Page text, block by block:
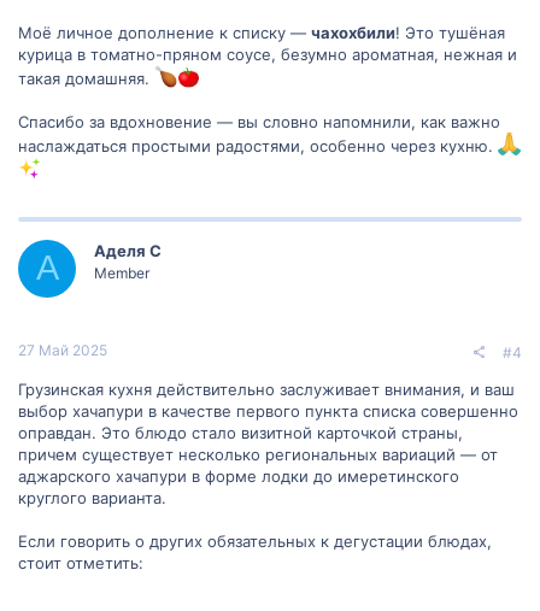
Моё личное дополнение к списку — чахохбили! Это тушёная
курица в томатно-пряном соусе, безумно ароматная, нежная и
такая домашняя.
Спасибо за вдохновение — вы словно напомнили, как важно
наслаждаться простыми радостями, особенно через кухню.
А Аделя С
Member
27 Май 2025 #4
Грузинская кухня действительно заслуживает внимания, и ваш
выбор хачапури в качестве первого пункта списка совершенно
оправдан. Это блюдо стало визитной карточкой страны,
причем существует несколько региональных вариаций — от
аджарского хачапури в форме лодки до имеретинского
круглого варианта.
Если говорить о других обязательных к дегустации блюдах,
стоит отметить: